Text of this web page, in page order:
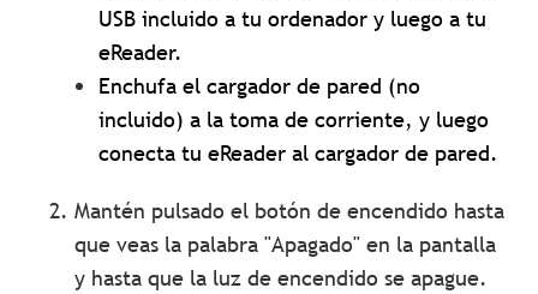
USB incluido a tu ordenador y luego a tu
eReader.
Enchufa el cargador de pared (no
incluido) a la toma de corriente, y luego
conecta tu eReader al cargador de pared.
Mantén pulsado el botón de encendido hasta
que veas la palabra "Apagado" en la pantalla
y hasta que la luz de encendido se apague.